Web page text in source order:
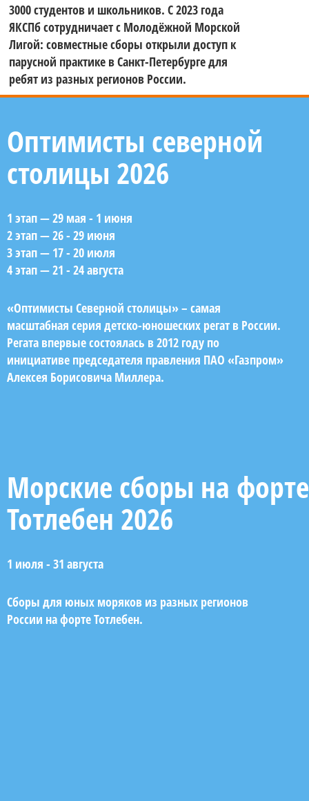
3000 студентов и школьников. С 2023 года
ЯКСПб сотрудничает с Молодёжной Морской
Лигой: совместные сборы открыли доступ к
парусной практике в Санкт-Петербурге для
ребят из разных регионов России.
Оптимисты северной
столицы 2026
1 этап — 29 мая - 1 июня
2 этап — 26 - 29 июня
3 этап — 17 - 20 июля
4 этап — 21 - 24 августа
«Оптимисты Северной столицы» – самая
масштабная серия детско-юношеских регат в России.
Регата впервые состоялась в 2012 году по
инициативе председателя правления ПАО «Газпром»
Алексея Борисовича Миллера.
Морские сборы на форте
Тотлебен 2026
1 июля - 31 августа
Сборы для юных моряков из разных регионов
России на форте Тотлебен.